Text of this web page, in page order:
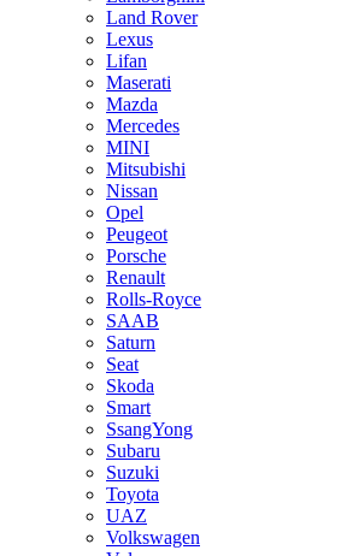
Land Rover
Lexus
Lifan
Maserati
Mazda
Mercedes
MINI
Mitsubishi
Nissan
Opel
Peugeot
Porsche
Renault
Rolls-Royce
SAAB
Saturn
Seat
Skoda
Smart
SsangYong
Subaru
Suzuki
Toyota
UAZ
Volkswagen